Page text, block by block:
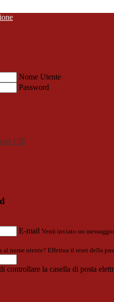
Nome Utente
Password
CIE
E-mail Verrà inviato un
al nome utente? Effettua il reset della
controllare la casella di posta